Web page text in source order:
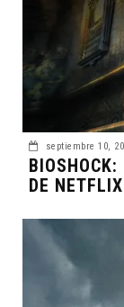
septiembre 10,
DE NETFLIX